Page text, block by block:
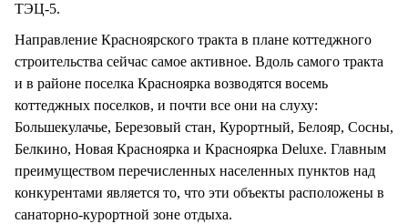
ТЭЦ-5.
Направление Красноярского тракта в плане коттеджного
строительства сейчас самое активное. Вдоль самого тракта
и в районе поселка Красноярка возводятся восемь
коттеджных поселков, и почти все они на слуху:
Большекулачье, Березовый стан, Курортный, Белояр, Сосны,
Белкино, Новая Красноярка и Красноярка Deluxe. Главным
преимуществом перечисленных населенных пунктов над
конкурентами является то, что эти объекты расположены в
санаторно-курортной зоне отдыха.